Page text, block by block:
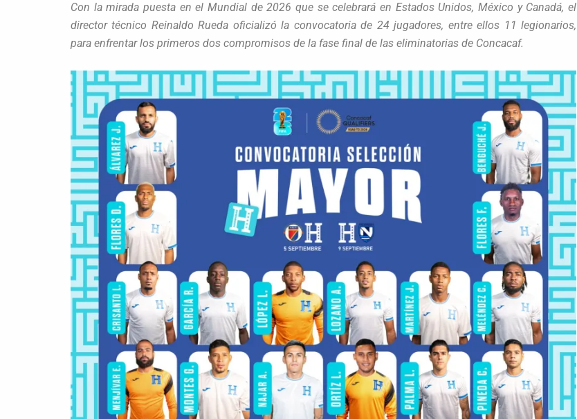
Con la mirada puesta en el Mundial de 2026 que se celebrará en Estados Unidos, México y Canadá, el
director técnico Reinaldo Rueda oficializó la convocatoria de 24 jugadores, entre ellos 11 legionarios,
para enfrentar los primeros dos compromisos de la fase final de las eliminatorias de Concacaf.